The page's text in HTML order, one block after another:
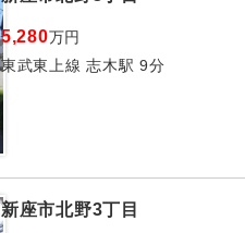
5,280万円
東武東上線 志木駅 9分
新座市北野3丁目